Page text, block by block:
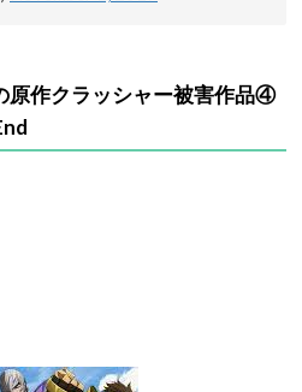
原作クラッシャー被害作品④